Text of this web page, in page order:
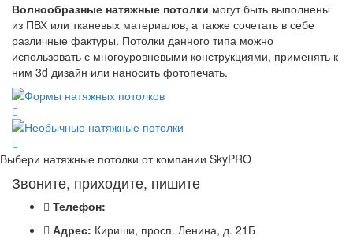
Волнообразные натяжные потолки могут быть выполнены
из ПВХ или тканевых материалов, а также сочетать в себе
различные фактуры. Потолки данного типа можно
использовать с многоуровневыми конструкциями, применять к
ним 3d дизайн или наносить фотопечать.
Выбери натяжные потолки от компании SkyPRO
Звоните, приходите, пишите
Телефон:
Адрес: Кириши, просп. Ленина, д. 21Б